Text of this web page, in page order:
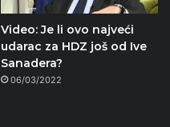
Video: Je li ovo najveći
udarac za HDZ još od Ive
Sanadera?
06/03/2022